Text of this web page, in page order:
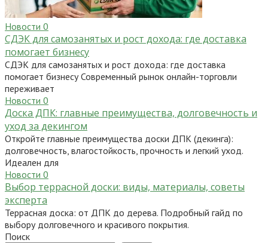
Новости 0
СДЭК для самозанятых и рост дохода: где доставка
помогает бизнесу
СДЭК для самозанятых и рост дохода: где доставка
помогает бизнесу Современный рынок онлайн-торговли
переживает
Новости 0
Доска ДПК: главные преимущества, долговечность и
уход за декингом
Откройте главные преимущества доски ДПК (декинга):
долговечность, влагостойкость, прочность и легкий уход.
Идеален для
Новости 0
Выбор террасной доски: виды, материалы, советы
эксперта
Террасная доска: от ДПК до дерева. Подробный гайд по
выбору долговечного и красивого покрытия.
Поиск